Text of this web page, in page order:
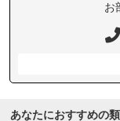
お
あなたにおすすめの